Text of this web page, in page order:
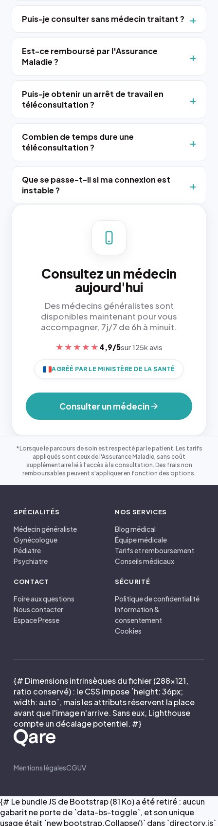
Puis-je consulter sans médecin traitant ?
Est-ce remboursé par l'Assurance
Maladie ?
Puis-je obtenir un arrêt de travail en
téléconsultation ?
Combien de temps dure une
téléconsultation ?
Que se passe-t-il si ma connexion est
instable ?
Consultez un médecin
aujourd'hui
Des médecins généralistes sont
disponibles maintenant pour vous
accompagner, 7j/7 de 6h à minuit.
★★★★★ 4,9/5sur 125k avis
AGRÉÉ PAR LE MINISTÈRE DE LA SANTÉ
Consulter un médecin
*Lorsque le parcours de soin est respecté par le patient. Les tarifs
appliqués sont ceux de l'Assurance Maladie, sans coût
supplémentaire lié à l'accès à la consultation. Des frais non
remboursables peuvent s'appliquer en fonction des options.
SPÉCIALITÉS
Médecin généraliste
Gynécologue
Pédiatre
Psychiatre
NOS SERVICES
Blog médical
Équipe médicale
Tarifs et remboursement
Conseils médicaux
CONTACT
Foire aux questions
Nous contacter
Espace Presse
SÉCURITÉ
Politique de confidentialité
Information &
consentement
Cookies
{# Dimensions intrinsèques du fichier (288×121,
ratio conservé) : le CSS impose `height: 36px;
width: auto`, mais les attributs réservent la place
avant que l'image n'arrive. Sans eux, Lighthouse
compte un décalage potentiel. #}
Mentions légalesCGUV
{# Le bundle JS de Bootstrap (81 Ko) a été retiré : aucun
gabarit ne porte de `data-bs-toggle`, et son unique
usage était `new bootstrap.Collapse()` dans `directory.js`